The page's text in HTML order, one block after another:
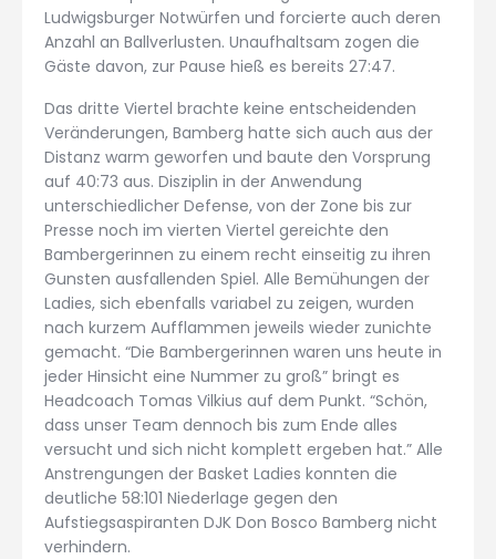
Ludwigsburger Notwürfen und forcierte auch deren
Anzahl an Ballverlusten. Unaufhaltsam zogen die
Gäste davon, zur Pause hieß es bereits 27:47.
Das dritte Viertel brachte keine entscheidenden
Veränderungen, Bamberg hatte sich auch aus der
Distanz warm geworfen und baute den Vorsprung
auf 40:73 aus. Disziplin in der Anwendung
unterschiedlicher Defense, von der Zone bis zur
Presse noch im vierten Viertel gereichte den
Bambergerinnen zu einem recht einseitig zu ihren
Gunsten ausfallenden Spiel. Alle Bemühungen der
Ladies, sich ebenfalls variabel zu zeigen, wurden
nach kurzem Aufflammen jeweils wieder zunichte
gemacht. “Die Bambergerinnen waren uns heute in
jeder Hinsicht eine Nummer zu groß” bringt es
Headcoach Tomas Vilkius auf dem Punkt. “Schön,
dass unser Team dennoch bis zum Ende alles
versucht und sich nicht komplett ergeben hat.” Alle
Anstrengungen der Basket Ladies konnten die
deutliche 58:101 Niederlage gegen den
Aufstiegsaspiranten DJK Don Bosco Bamberg nicht
verhindern.